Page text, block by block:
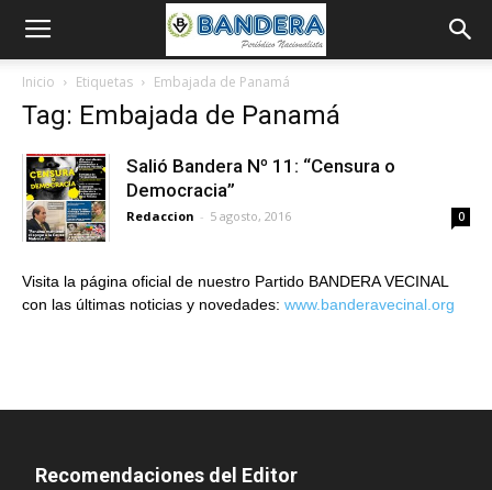
Inicio Etiquetas Embajada de Panamá
Tag: Embajada de Panamá
Salió Bandera Nº 11: “Censura o
Democracia”
Redaccion - 5 agosto, 2016 0
Visita la página oficial de nuestro Partido BANDERA VECINAL
con las últimas noticias y novedades: www.banderavecinal.org
Recomendaciones del Editor